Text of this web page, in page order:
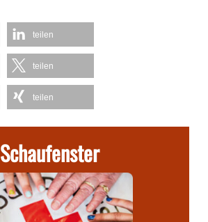
teilen
teilen
teilen
Schaufenster